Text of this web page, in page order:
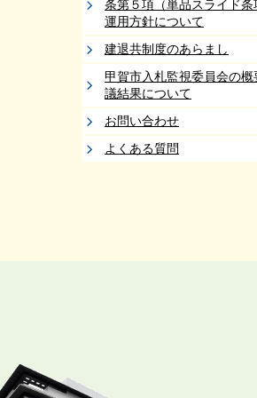
条第５項（単品スライド条
運用方針について
建退共制度のあらまし
甲賀市入札監視委員会の概
議結果について
お問い合わせ
よくある質問